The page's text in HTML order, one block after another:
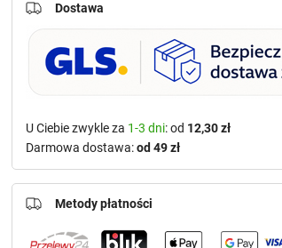
Dostawa
U Ciebie zwykle za 1-3 dni: od 12,30 zł
Darmowa dostawa:od 49 zł
Metody płatności